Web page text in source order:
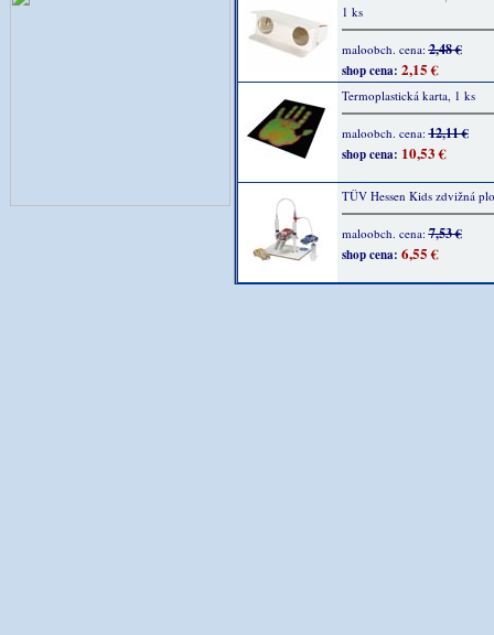
1 ks
maloobch. cena:2,48 €
shop cena: 2,15 €
Termoplastická karta, 1 ks
maloobch. cena:12,11 €
shop cena: 10,53 €
TÜV Hessen Kids zdvižná
maloobch. cena:7,53 €
shop cena: 6,55 €